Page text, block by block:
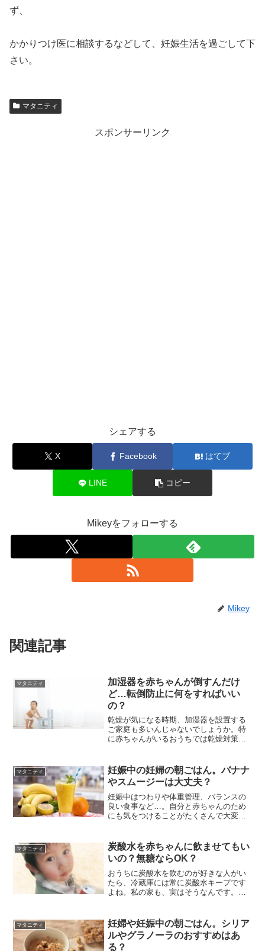
ず、
かかりつけ医に相談するなどして、妊娠生活を過ごして下
さい。
マタニティ
スポンサーリンク
シェアする
X Facebook はてブ
LINE コピー
Mikeyをフォローする
Mikey
関連記事
マタニティ
加湿器を赤ちゃんが倒すんだけ
ど…転倒防止に何をすればいい
の？
乾燥が気になる時期、加湿器を設置する
ご家庭も多いんじゃないでしょうか。特
に赤ちゃんがいるおうちでは乾燥対策と
する…。」というママたちの困りごとも
ありますよね。サイズにもよりますが、
加湿器を倒してしまう…なんてことも！
マタニティ
妊娠中の妊婦の朝ごはん。バナナ
やスムージーは大丈夫？
妊娠中はつわりや体重管理、バランスの
良い食事など…。自分と赤ちゃんのため
にも気をつけることがたくさんで大変な
労です。朝ごはんだけでも手軽に作れる
スムージーに置き換えられたら少しは楽
になりませんか？ここではスムージーの
オススメレシピをご紹介します。
マタニティ
炭酸水を赤ちゃんに飲ませてもい
いの？無糖ならOK？
おうちに炭酸水を飲むのが好きな人がい
たら、冷蔵庫には常に炭酸水キープです
よね。私の家も、実はそうなんです。水
す。ただ、赤ちゃんには飲ませてもいい
のかわからなくて、赤ちゃんの時は避け
ていましたが、結論から言うと、飲ませ
てもOKなんですよ。
マタニティ
妊婦や妊娠中の朝ごはん。シリア
ルやグラノーラのおすすめはあ
る？